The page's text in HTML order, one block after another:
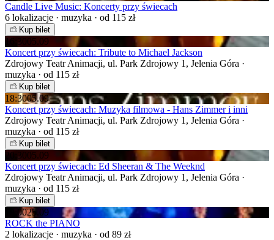
Candle Live Music: Koncerty przy świecach
6 lokalizacje · muzyka · od 115 zł
Kup bilet
16:3005.09
Koncert przy świecach: Tribute to Michael Jackson
Zdrojowy Teatr Animacji, ul. Park Zdrojowy 1, Jelenia Góra ·
muzyka · od 115 zł
Kup bilet
18:3005.09
Koncert przy świecach: Muzyka filmowa - Hans Zimmer i inni
Zdrojowy Teatr Animacji, ul. Park Zdrojowy 1, Jelenia Góra ·
muzyka · od 115 zł
Kup bilet
20:3005.09
Koncert przy świecach: Ed Sheeran & The Weeknd
Zdrojowy Teatr Animacji, ul. Park Zdrojowy 1, Jelenia Góra ·
muzyka · od 115 zł
Kup bilet
19:0025.09
ROCK the PIANO
2 lokalizacje · muzyka · od 89 zł